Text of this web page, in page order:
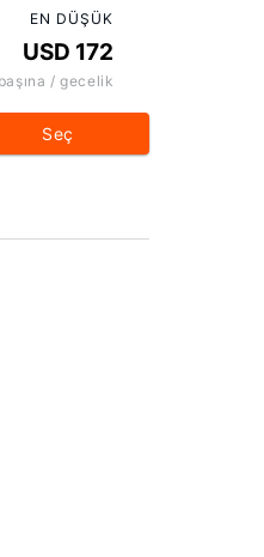
EN DÜŞÜK
USD 172
/ gecelik
Seç